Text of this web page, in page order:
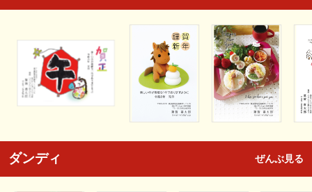
ダンディ ぜんぶ見る